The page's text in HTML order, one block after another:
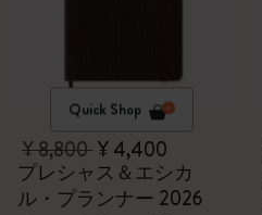
Quick Shop
¥ 8,800¥ 4,400
プレシャス＆エシカ
ル・プランナー 2026